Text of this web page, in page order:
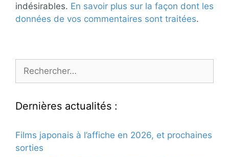
indésirables. En savoir plus sur la façon dont les
données de vos commentaires sont traitées.
Dernières actualités :
Films japonais à l’affiche en 2026, et prochaines
sorties